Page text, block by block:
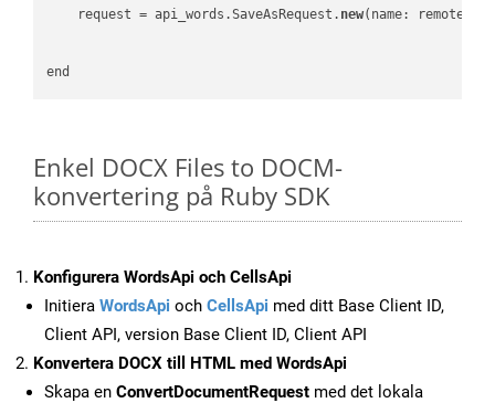
    request = api_words.SaveAsRequest.
new(name:
Enkel DOCX Files to DOCM-
konvertering på Ruby SDK
Konfigurera WordsApi och CellsApi
Initiera WordsApi och CellsApi med ditt Base Client ID,
Client API, version Base Client ID, Client API
Konvertera DOCX till HTML med WordsApi
Skapa en ConvertDocumentRequest med det lokala